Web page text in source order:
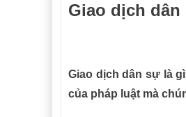
Giao dịch
Giao dịch dân sự là
của pháp luật mà